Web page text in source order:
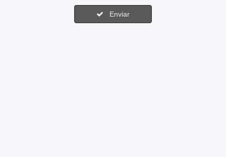
Enviar